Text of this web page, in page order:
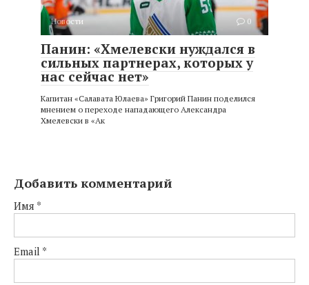
Новости 0
Панин: «Хмелевски нуждался в
сильных партнерах, которых у
нас сейчас нет»
Капитан «Салавата Юлаева» Григорий Панин поделился
мнением о переходе нападающего Александра
Хмелевски в «Ак
Добавить комментарий
Имя *
Email *